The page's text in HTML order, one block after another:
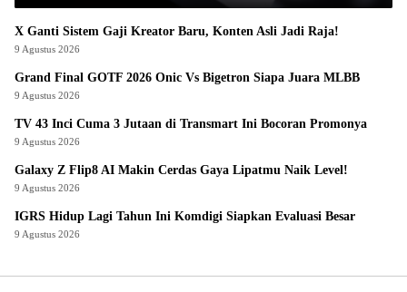
X Ganti Sistem Gaji Kreator Baru, Konten Asli Jadi Raja!
9 Agustus 2026
Grand Final GOTF 2026 Onic Vs Bigetron Siapa Juara MLBB
9 Agustus 2026
TV 43 Inci Cuma 3 Jutaan di Transmart Ini Bocoran Promonya
9 Agustus 2026
Galaxy Z Flip8 AI Makin Cerdas Gaya Lipatmu Naik Level!
9 Agustus 2026
IGRS Hidup Lagi Tahun Ini Komdigi Siapkan Evaluasi Besar
9 Agustus 2026